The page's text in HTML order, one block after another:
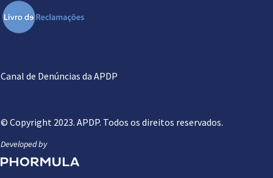
Canal de Denúncias da APDP
© Copyright 2023. APDP. Todos os direitos reservados.
Developed by